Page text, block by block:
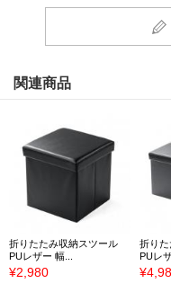
関連商品
折りたたみ収納スツール
PUレザー 幅...
¥2,980
折り
PUレ